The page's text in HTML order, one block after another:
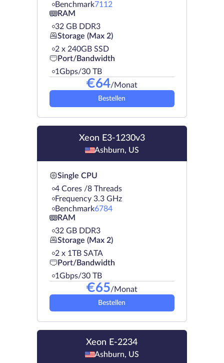
Benchmark7112
RAM
32 GB DDR3
Storage (Max 2)
2 х 240GB SSD
Port/Bandwidth
1Gbps/30 TB
€64/Monat
Bestellen
Xeon E3-1230v3
Ashburn, US
Single CPU
4 Cores /8 Threads
Frequency 3.3 GHz
Benchmark6784
RAM
32 GB DDR3
Storage (Max 2)
2 х 1TB SATA
Port/Bandwidth
1Gbps/30 TB
€65/Monat
Bestellen
Xeon E-2234
Ashburn, US